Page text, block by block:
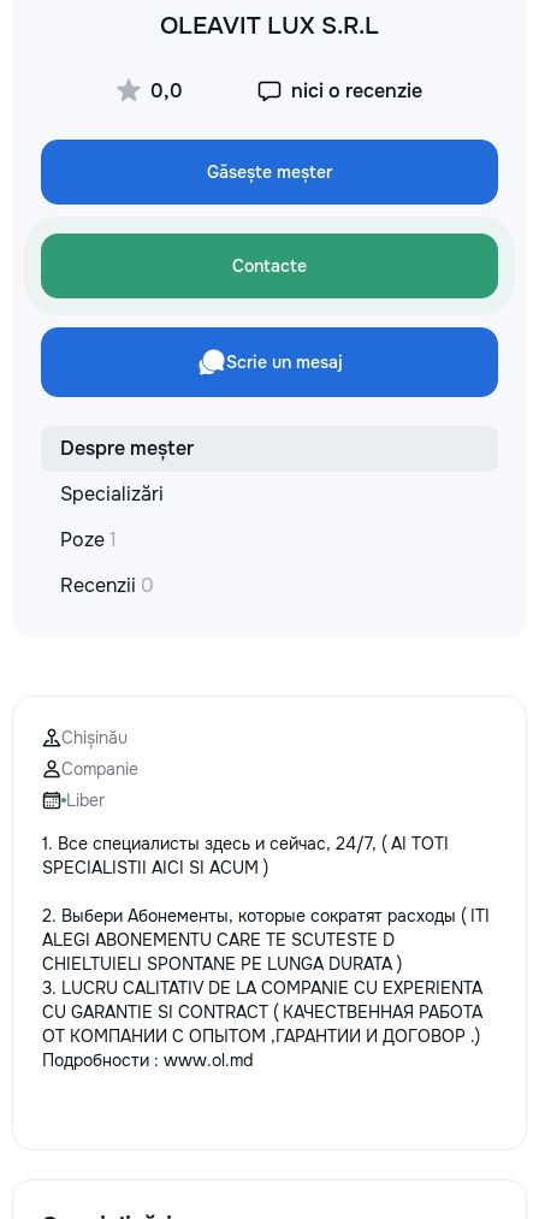
OLEAVIT LUX S.R.L
0,0 nici o recenzie
Găsește meșter
Contacte
Scrie un mesaj
Despre meșter
Specializări
Poze1
Recenzii 0
Chișinău
Companie
Liber
1. Все специалисты здесь и сейчас, 24/7, ( AI TOTI
SPECIALISTII AICI SI ACUM )
2. Выбери Абонементы, которые сократят расходы ( ITI
ALEGI ABONEMENTU CARE TE SCUTESTE D
CHIELTUIELI SPONTANE PE LUNGA DURATA )
3. LUCRU CALITATIV DE LA COMPANIE CU EXPERIENTA
CU GARANTIE SI CONTRACT ( КАЧЕСТВЕННАЯ РАБОТА
ОТ КОМПАНИИ С ОПЫТОМ ,ГАРАНТИИ И ДОГОВОР .)
Подробности : www.ol.md